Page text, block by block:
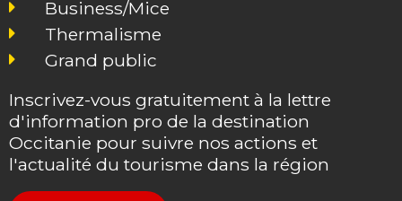
Business/Mice
Thermalisme
Grand public
Inscrivez-vous gratuitement à la lettre
d'information pro de la destination
Occitanie pour suivre nos actions et
l'actualité du tourisme dans la région